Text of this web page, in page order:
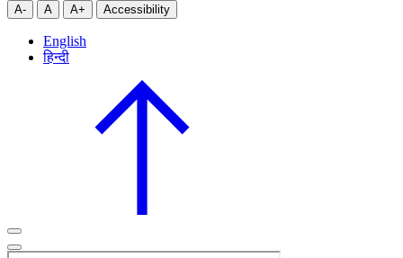
A- A A+ Accessibility
English
हिन्दी